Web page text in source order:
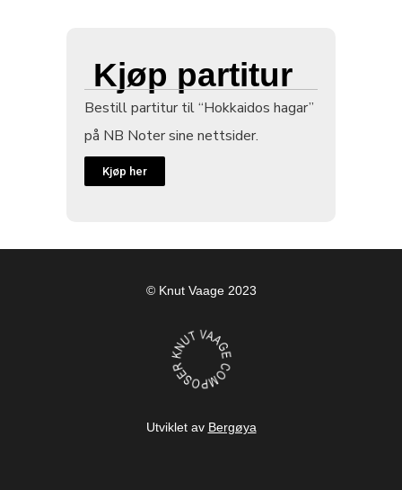
Kjøp partitur
Bestill partitur til “Hokkaidos hagar”
på NB Noter sine nettsider.
Kjøp her
© Knut Vaage 2023
Utviklet av Bergøya